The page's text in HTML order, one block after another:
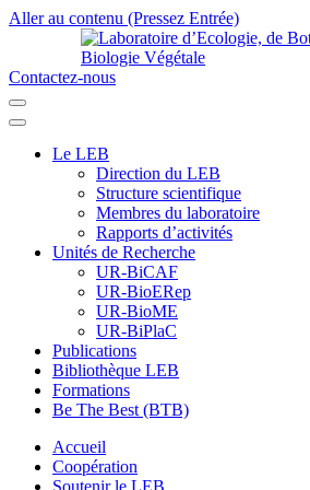
Aller au contenu (Pressez Entrée)
Contactez-nous
Le LEB
Direction du LEB
Structure scientifique
Membres du laboratoire
Rapports d’activités
Unités de Recherche
UR-BiCAF
UR-BioERep
UR-BioME
UR-BiPlaC
Publications
Bibliothèque LEB
Formations
Be The Best (BTB)
Accueil
Coopération
Soutenir le LEB